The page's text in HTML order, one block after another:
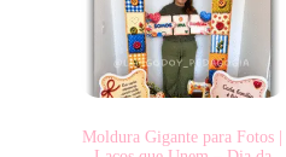
Moldura Gigante para Fotos |